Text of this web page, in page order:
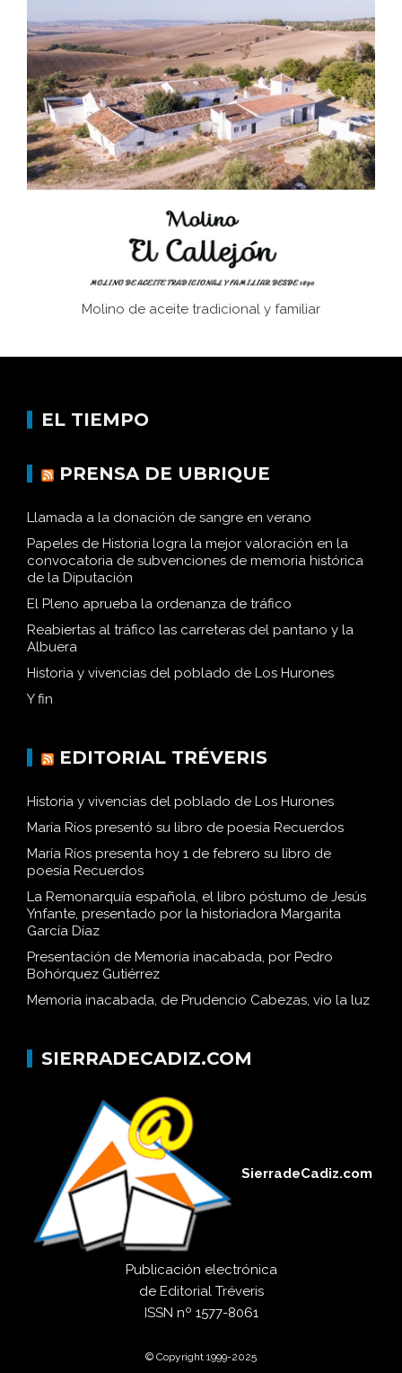
Bornos
El Frente Popular. Ubrique, febrero-julio 1936
Juntar las letras. La alfabetización en el campo: del
afán de saber a la autogestión
Historia y vivencias del poblado de Los Hurones
Molino de aceite tradicional y familiar
EL TIEMPO
PRENSA DE UBRIQUE
Llamada a la donación de sangre en verano
Papeles de Historia logra la mejor valoración en la
convocatoria de subvenciones de memoria histórica
de la Diputación
El Pleno aprueba la ordenanza de tráfico
Reabiertas al tráfico las carreteras del pantano y la
Albuera
Historia y vivencias del poblado de Los Hurones
Y fin
EDITORIAL TRÉVERIS
Historia y vivencias del poblado de Los Hurones
María Ríos presentó su libro de poesía Recuerdos
María Ríos presenta hoy 1 de febrero su libro de
poesía Recuerdos
La Remonarquía española, el libro póstumo de Jesús
Ynfante, presentado por la historiadora Margarita
García Díaz
Presentación de Memoria inacabada, por Pedro
Bohórquez Gutiérrez
Memoria inacabada, de Prudencio Cabezas, vio la luz
SIERRADECADIZ.COM
SierradeCadiz.com
Publicación electrónica
de Editorial Tréveris
ISSN nº 1577-8061
© Copyright 1999-2025